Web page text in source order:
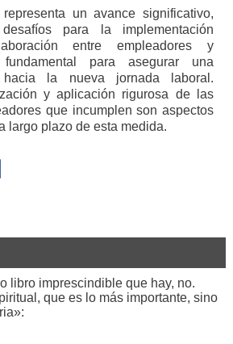
un avance significativo,
para la implementación
entre empleadores y
para asegurar una
hacia la nueva jornada laboral.
y aplicación rigurosa de las
que incumplen son aspectos
largo plazo de esta medida.
libro imprescindible que hay, no.
que es lo más importante, sino